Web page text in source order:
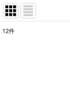
12件